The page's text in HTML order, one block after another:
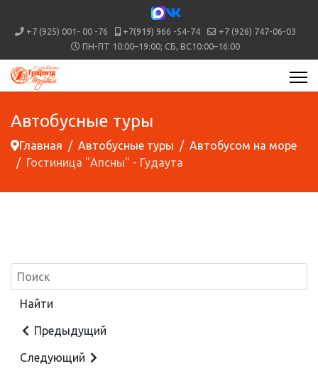
+7 (925) 001- 00 -76 +7(919) 966 -54-74
+7 (926) 747-06-03
ПН-ПТ 10:00–19:00; СБ, ВС10:00–16:00
Автобусные туры
Главная Автобусные туры
Автобусом на море
Гостиница "Апсны" - Гудаута
Предыдущий
Следующий